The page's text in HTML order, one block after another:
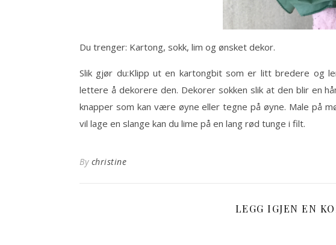
Du trenger: Kartong, sokk, lim og ønsket dekor.
Slik gjør du:Klipp ut en kartongbit som er litt bredere og
lettere å dekorere den. Dekorer sokken slik at den blir en
knapper som kan være øyne eller tegne på øyne. Male på
vil lage en slange kan du lime på en lang rød tunge i filt.
By christine
LEGG IGJEN EN